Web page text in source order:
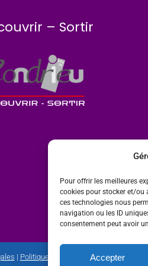
Pour offrir les meilleures
cookies pour stocker et/ou
ces technologies nous
navigation ou les ID
consentement peut avoir
Accepter
– Sortir
| Politique de confidentialité